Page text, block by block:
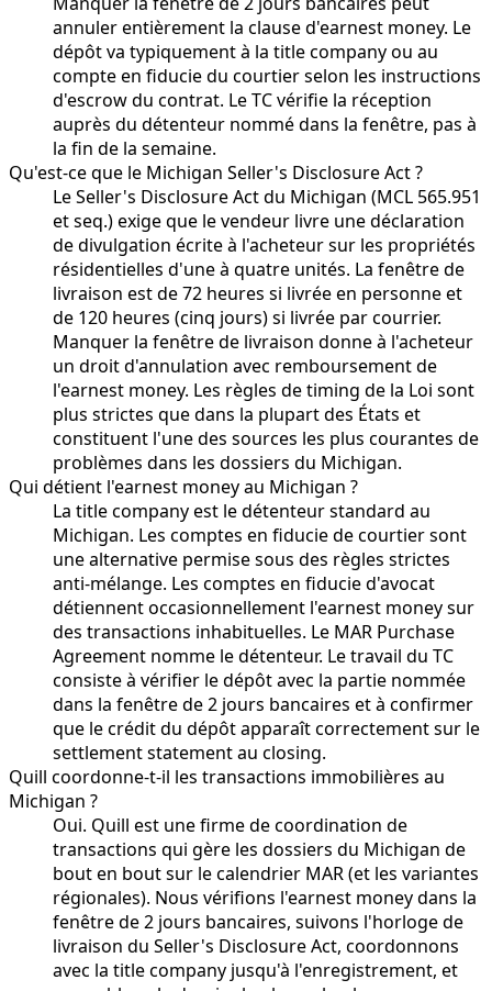
annuler entièrement la clause d'earnest money. Le
dépôt va typiquement à la title company ou au
compte en fiducie du courtier selon les instructions
d'escrow du contrat. Le TC vérifie la réception
auprès du détenteur nommé dans la fenêtre, pas à
la fin de la semaine.
Qu'est-ce que le Michigan Seller's Disclosure Act ?
Le Seller's Disclosure Act du Michigan (MCL 565.951
et seq.) exige que le vendeur livre une déclaration
de divulgation écrite à l'acheteur sur les propriétés
résidentielles d'une à quatre unités. La fenêtre de
livraison est de 72 heures si livrée en personne et
de 120 heures (cinq jours) si livrée par courrier.
Manquer la fenêtre de livraison donne à l'acheteur
un droit d'annulation avec remboursement de
l'earnest money. Les règles de timing de la Loi sont
plus strictes que dans la plupart des États et
constituent l'une des sources les plus courantes de
problèmes dans les dossiers du Michigan.
Qui détient l'earnest money au Michigan ?
La title company est le détenteur standard au
Michigan. Les comptes en fiducie de courtier sont
une alternative permise sous des règles strictes
anti-mélange. Les comptes en fiducie d'avocat
détiennent occasionnellement l'earnest money sur
des transactions inhabituelles. Le MAR Purchase
Agreement nomme le détenteur. Le travail du TC
consiste à vérifier le dépôt avec la partie nommée
dans la fenêtre de 2 jours bancaires et à confirmer
que le crédit du dépôt apparaît correctement sur le
settlement statement au closing.
Quill coordonne-t-il les transactions immobilières au
Michigan ?
Oui. Quill est une firme de coordination de
transactions qui gère les dossiers du Michigan de
bout en bout sur le calendrier MAR (et les variantes
régionales). Nous vérifions l'earnest money dans la
fenêtre de 2 jours bancaires, suivons l'horloge de
livraison du Seller's Disclosure Act, coordonnons
avec la title company jusqu'à l'enregistrement, et